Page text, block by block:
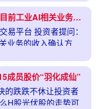
包括镍铂合金溅射
投资者提问：公司目前工业AI相关业务的收入确认方式，与传统工业软件项目制相...
易平台 投资者提问：
业务的收入确认方
存在按年订阅、按使
成员股价“羽化成仙”
的跌跌不休让投资者
H股光伏股的走势可